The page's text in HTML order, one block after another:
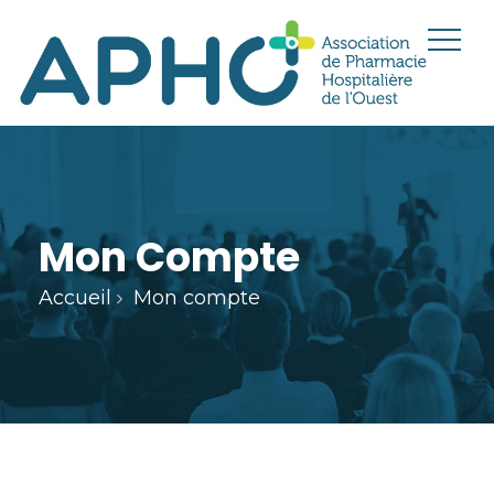
Mon Compte
Accueil Mon compte